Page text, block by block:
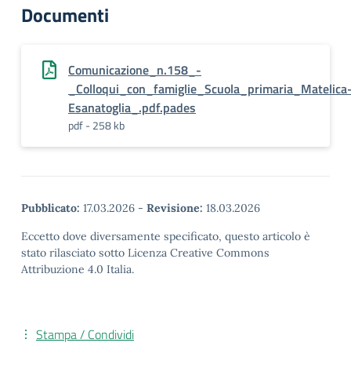
Documenti
Comunicazione_n.158_-
Esanatoglia_.pdf.pades
pdf - 258 kb
Pubblicato: 17.03.2026 - Revisione: 18.03.2026
Eccetto dove diversamente specificato, questo articolo è
stato rilasciato sotto Licenza Creative Commons
Attribuzione 4.0 Italia.
Stampa / Condividi